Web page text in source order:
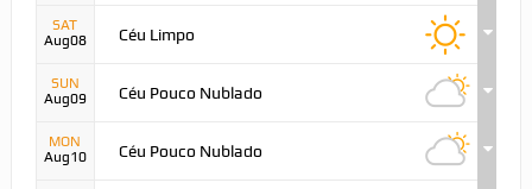
SAT
Aug08
Céu Limpo
SUN
Aug09
Céu Pouco Nublado
MON
Aug10
Céu Pouco Nublado